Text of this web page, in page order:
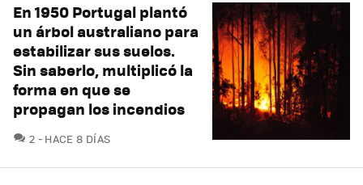
En 1950 Portugal plantó
un árbol australiano para
estabilizar sus suelos.
Sin saberlo, multiplicó la
forma en que se
propagan los incendios
2 COMENTARIOS
HACE 8 DÍAS